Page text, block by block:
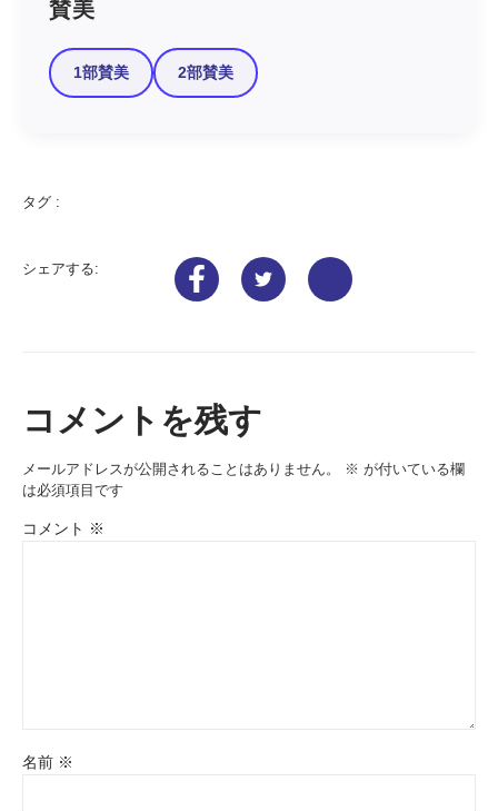
賛美
1部賛美 2部賛美
タグ :
シェアする:
コメントを残す
メールアドレスが公開されることはありません。 ※ が付いている欄
は必須項目です
コメント ※
名前 ※